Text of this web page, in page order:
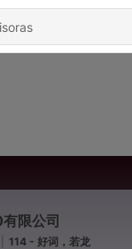
限公司
114 - 好词，若龙